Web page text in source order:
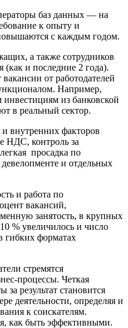
баз данных — на
к опыту и
с каждым годом.
а также сотрудников
(как и последние 2 года).
от работодателей
Например,
из банковской
в реальный сектор.
внутренних факторов
НДС, контроль за
просадка по
и отдельных
и работа по
вакансий,
занятость, в крупных
% увеличилось и число
гибких форматах
стремятся
процессы. Четкая
результат становится
деятельности, определяя и
к соискателям.
как быть эффективными.